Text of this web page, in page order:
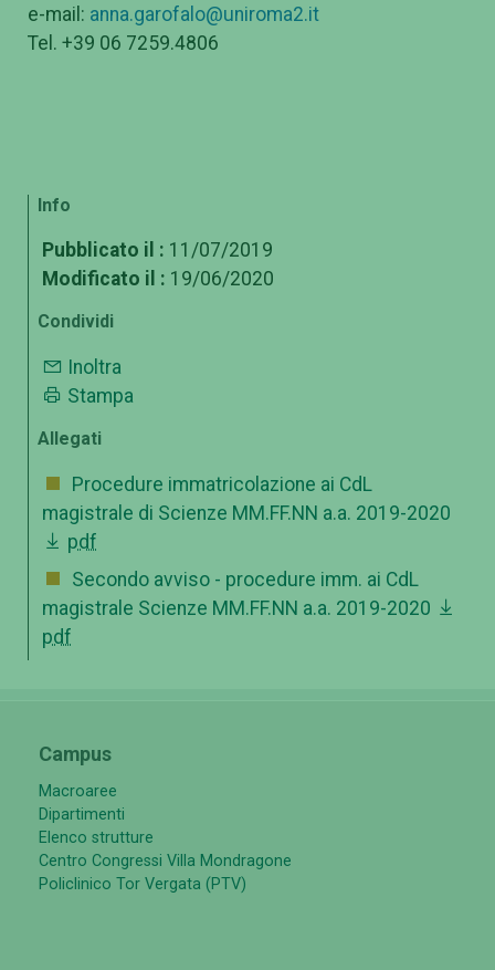
e-mail: anna.garofalo@uniroma2.it
Tel. +39 06 7259.4806
Info
Pubblicato il : 11/07/2019
Modificato il : 19/06/2020
Condividi
Inoltra
Stampa
Allegati
Procedure immatricolazione ai CdL
magistrale di Scienze MM.FF.NN a.a. 2019-2020
pdf
Secondo avviso - procedure imm. ai CdL
magistrale Scienze MM.FF.NN a.a. 2019-2020
pdf
Campus
Macroaree
Dipartimenti
Elenco strutture
Centro Congressi Villa Mondragone
Policlinico Tor Vergata (PTV)